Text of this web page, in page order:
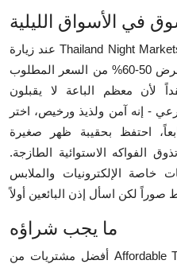
في الأسواق الليلية
عند زيارة Thailand Night Markets، هناك بعض النصائح المهمة. أولاً،
المساومة متوقعة ومقبولة - ابدأ بعرض 50-60% من السعر المطلوب
لأن معظم الباعة لا يقبلون
- إنه آمن ولذيذ ورخيص، اختر
احتفظ بحقيبة ظهر صغيرة
الفواكه الاستوائية الطازجة.
الإلكترونيات والملابس
ما يجب شراؤه
أفضل مشتريات من Affordable Thailand packages تشمل: الحرير